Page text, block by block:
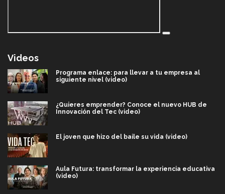
Videos
Programa enlace: para llevar a tu empresa al
siguiente nivel (video)
¿Quieres emprender? Conoce el nuevo HUB de
Innovación del Tec (video)
El joven que hizo del baile su vida (video)
Aula Futura: transformar la experiencia educativa
(video)